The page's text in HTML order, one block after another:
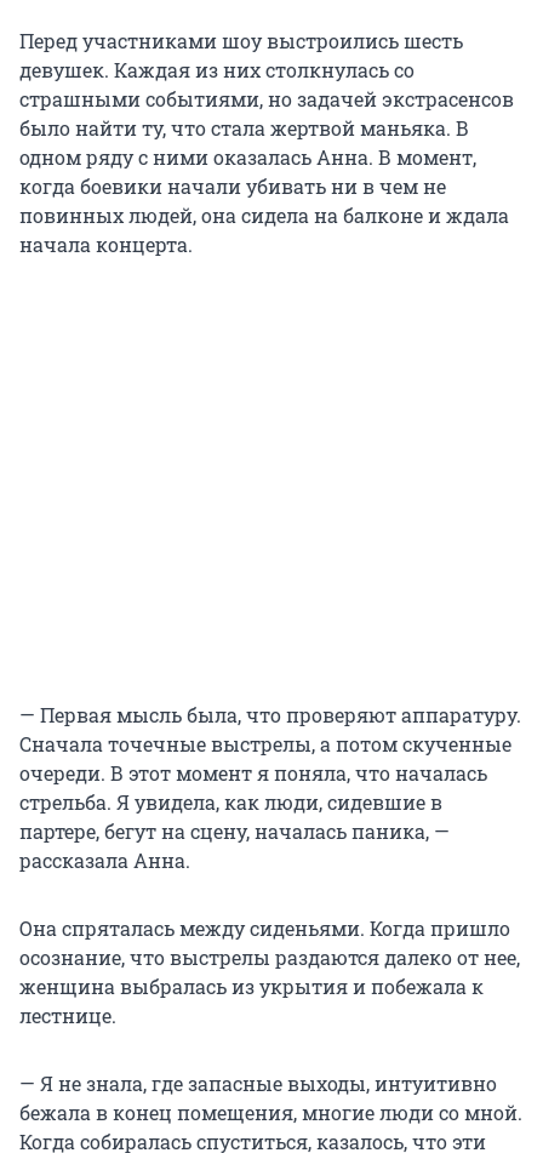
Перед участниками шоу выстроились шесть
девушек. Каждая из них столкнулась со
страшными событиями, но задачей экстрасенсов
было найти ту, что стала жертвой маньяка. В
одном ряду с ними оказалась Анна. В момент,
когда боевики начали убивать ни в чем не
повинных людей, она сидела на балконе и ждала
начала концерта.
— Первая мысль была, что проверяют аппаратуру.
Сначала точечные выстрелы, а потом скученные
очереди. В этот момент я поняла, что началась
стрельба. Я увидела, как люди, сидевшие в
партере, бегут на сцену, началась паника, —
рассказала Анна.
Она спряталась между сиденьями. Когда пришло
осознание, что выстрелы раздаются далеко от нее,
женщина выбралась из укрытия и побежала к
лестнице.
— Я не знала, где запасные выходы, интуитивно
бежала в конец помещения, многие люди со мной.
Когда собиралась спуститься, казалось, что эти